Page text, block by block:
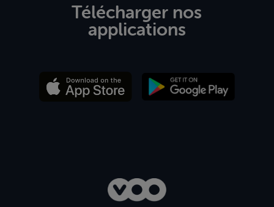
Télécharger nos
applications